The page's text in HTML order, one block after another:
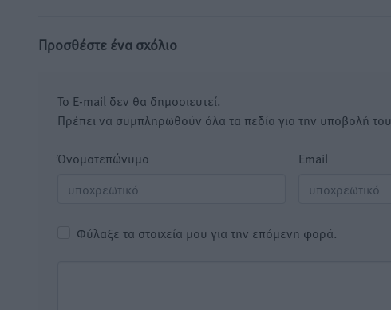
Προσθέστε ένα σχόλιο
Το E-mail δεν θα δημοσιευτεί.
Πρέπει να συμπληρωθούν όλα τα πεδία για την υποβολή
Όνοματεπώνυμο Email
Φύλαξε τα στοιχεία μου για την επόμενη φορά.